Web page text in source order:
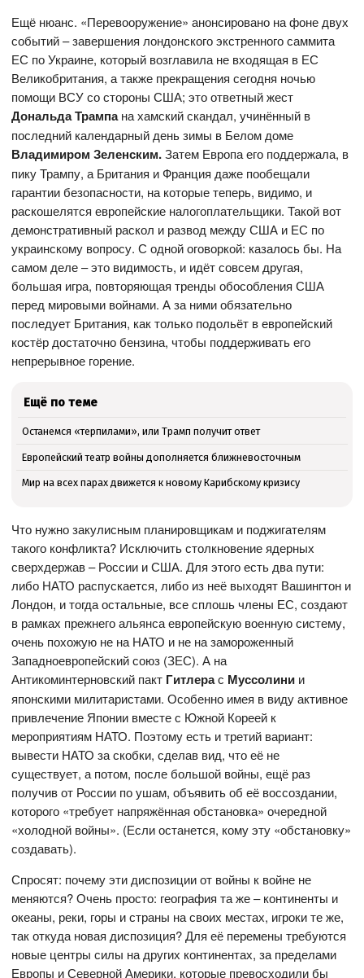
Ещё нюанс. «Перевооружение» анонсировано на фоне двух
событий – завершения лондонского экстренного саммита
ЕС по Украине, который возглавила не входящая в ЕС
Великобритания, а также прекращения сегодня ночью
помощи ВСУ со стороны США; это ответный жест
Дональда Трампана хамский скандал, учинённый в
последний календарный день зимы в Белом доме
Владимиром Зеленским.Затем Европа его поддержала, в
пику Трампу, а Британия и Франция даже пообещали
гарантии безопасности, на которые теперь, видимо, и
раскошелятся европейские налогоплательщики. Такой вот
демонстративный раскол и развод между США и ЕС по
украинскому вопросу. С одной оговоркой: казалось бы. На
самом деле – это видимость, и идёт совсем другая,
большая игра, повторяющая тренды обособления США
перед мировыми войнами. А за ними обязательно
последует Британия, как только подольёт в европейский
костёр достаточно бензина, чтобы поддерживать его
непрерывное горение.
Ещё по теме
Останемся «терпилами», или Трамп получит ответ
Европейский театр войны дополняется ближневосточным
Мир на всех парах движется к новому Карибскому кризису
Что нужно закулисным планировщикам и поджигателям
такого конфликта? Исключить столкновение ядерных
сверхдержав – России и США. Для этого есть два пути:
либо НАТО распускается, либо из неё выходят Вашингтон и
Лондон, и тогда остальные, все сплошь члены ЕС, создают
в рамках прежнего альянса европейскую военную систему,
очень похожую не на НАТО и не на замороженный
Западноевропейский союз (ЗЕС). А на
Антикоминтерновский пакт Гитлерас Муссолини и
японскими милитаристами. Особенно имея в виду активное
привлечение Японии вместе с Южной Кореей к
мероприятиям НАТО. Поэтому есть и третий вариант:
вывести НАТО за скобки, сделав вид, что её не
существует, а потом, после большой войны, ещё раз
получив от России по ушам, объявить об её воссоздании,
которого «требует напряжённая обстановка» очередной
«холодной войны». (Если останется, кому эту «обстановку»
создавать).
Спросят: почему эти диспозиции от войны к войне не
меняются? Очень просто: география та же – континенты и
океаны, реки, горы и страны на своих местах, игроки те же,
так откуда новая диспозиция? Для её перемены требуются
новые центры силы на других континентах, за пределами
Европы и Северной Америки, которые превосходили бы